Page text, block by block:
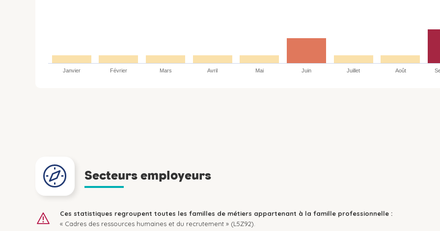
Janvier Février Mars Avril Mai Juin Juillet Août
Secteurs employeurs
Ces statistiques regroupent toutes les familles de métiers appartenant à la famille professionnelle :
« Cadres des ressources humaines et du recrutement » (L5Z92).